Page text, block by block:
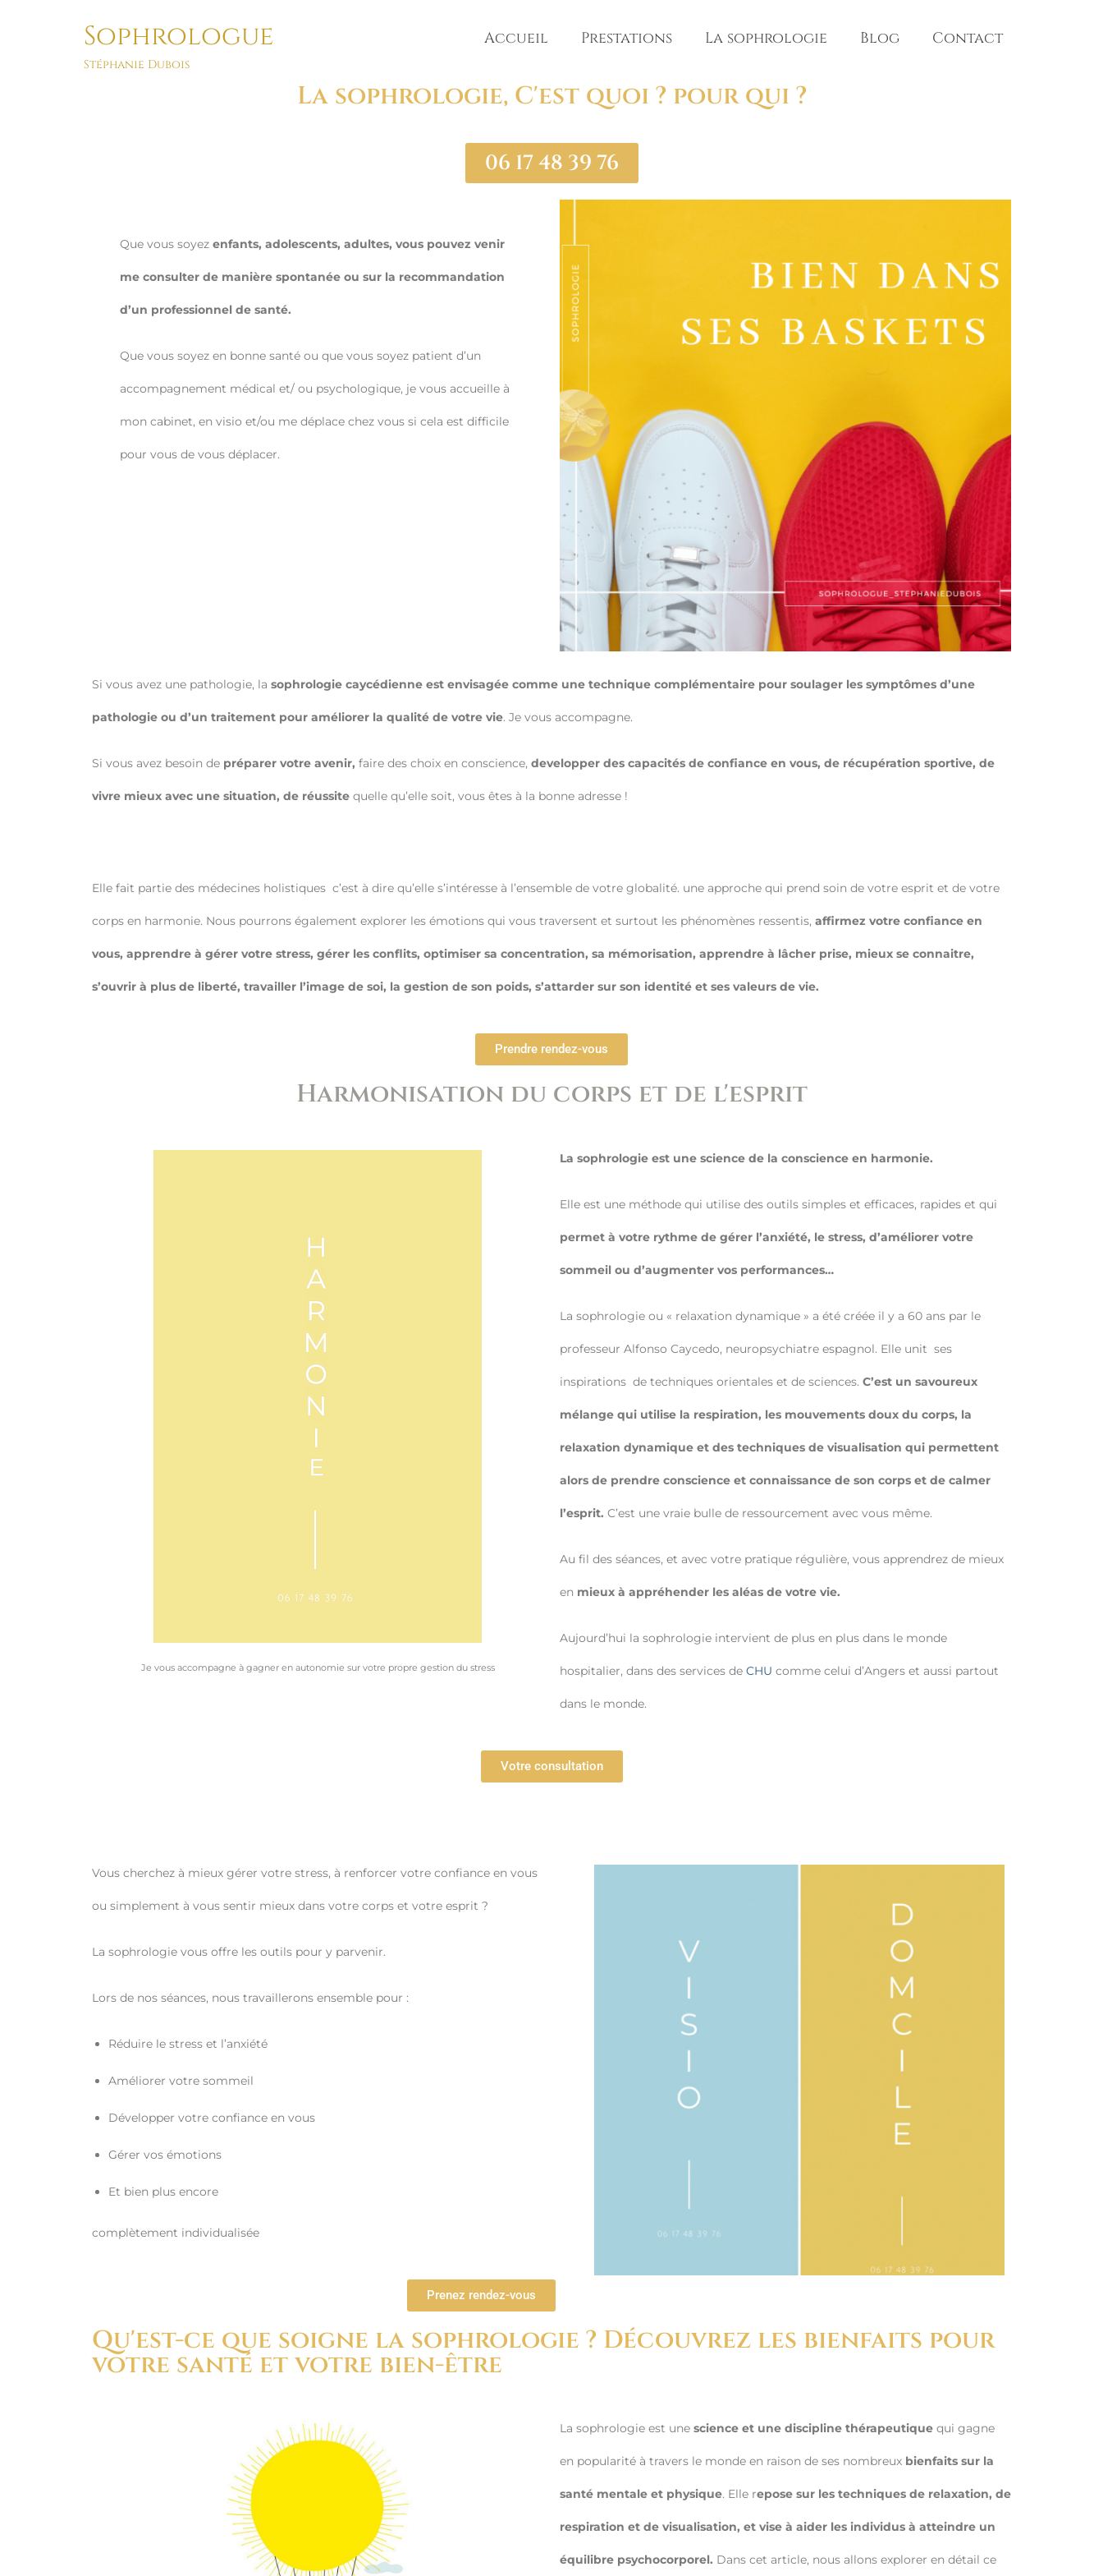
Sophrologue
Stéphanie Dubois
Accueil Prestations La sophrologie Blog Contact
La sophrologie, c’est quoi ?
La sophrologie, C'est quoi ? pour qui ?
06 17 48 39 76
Que vous soyez enfants, adolescents, adultes, vous pouvez venir
me consulter de manière spontanée ou sur la recommandation
d’un professionnel de santé.
Que vous soyez en bonne santé ou que vous soyez patient d’un
accompagnement médical et/ ou psychologique, je vous accueille à
mon cabinet, en visio et/ou me déplace chez vous si cela est difficile
pour vous de vous déplacer.
Si vous avez une pathologie, la sophrologie caycédienne est envisagée comme une technique complémentaire pour soulager les symptômes d’une
pathologie ou d’un traitement pour améliorer la qualité de votre vie. Je vous accompagne.
Si vous avez besoin de préparer votre avenir, faire des choix en conscience, developper des capacités de confiance en vous, de récupération sportive, de
vivre mieux avec une situation, de réussite quelle qu’elle soit, vous êtes à la bonne adresse !
Elle fait partie des médecines holistiques c’est à dire qu’elle s’intéresse à l’ensemble de votre globalité. une approche qui prend soin de votre esprit et de votre
corps en harmonie. Nous pourrons également explorer les émotions qui vous traversent et surtout les phénomènes ressentis, affirmez votre confiance en
vous, apprendre à gérer votre stress, gérer les conflits, optimiser sa concentration, sa mémorisation, apprendre à lâcher prise, mieux se connaitre,
s’ouvrir à plus de liberté, travailler l’image de soi, la gestion de son poids, s’attarder sur son identité et ses valeurs de vie.
Prendre rendez-vous
Harmonisation du corps et de l'esprit
Je vous accompagne à gagner en autonomie sur votre propre gestion du stress
La sophrologie est une science de la conscience en harmonie.
Elle est une méthode qui utilise des outils simples et efficaces, rapides et qui
permet à votre rythme de gérer l’anxiété, le stress, d’améliorer votre
sommeil ou d’augmenter vos performances…
La sophrologie ou « relaxation dynamique » a été créée il y a 60 ans par le
professeur Alfonso Caycedo, neuropsychiatre espagnol. Elle unit ses
inspirations de techniques orientales et de sciences. C’est un savoureux
mélange qui utilise la respiration, les mouvements doux du corps, la
relaxation dynamique et des techniques de visualisation qui permettent
alors de prendre conscience et connaissance de son corps et de calmer
l’esprit. C’est une vraie bulle de ressourcement avec vous même.
Au fil des séances, et avec votre pratique régulière, vous apprendrez de mieux
en mieux à appréhender les aléas de votre vie.
Aujourd’hui la sophrologie intervient de plus en plus dans le monde
hospitalier, dans des services de CHU comme celui d’Angers et aussi partout
dans le monde.
Votre consultation
Vous cherchez à mieux gérer votre stress, à renforcer votre confiance en vous
ou simplement à vous sentir mieux dans votre corps et votre esprit ?
La sophrologie vous offre les outils pour y parvenir.
Lors de nos séances, nous travaillerons ensemble pour :
Réduire le stress et l’anxiété
Améliorer votre sommeil
Développer votre confiance en vous
Gérer vos émotions
Et bien plus encore
complètement individualisée
Prenez rendez-vous
Qu'est-ce que soigne la sophrologie ? Découvrez les bienfaits pour
votre santé et votre bien-être
La sophrologie est une science et une discipline thérapeutique qui gagne
en popularité à travers le monde en raison de ses nombreux bienfaits sur la
santé mentale et physique. Elle repose sur les techniques de relaxation, de
respiration et de visualisation, et vise à aider les individus à atteindre un
équilibre psychocorporel. Dans cet article, nous allons explorer en détail ce